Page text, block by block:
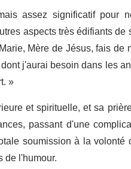
assez significatif pour
aspects très édifiants
Mère de Jésus, fais
j'aurai besoin dans les
»
et spirituelle, et sa
passant d'une
soumission à la
l'humour.